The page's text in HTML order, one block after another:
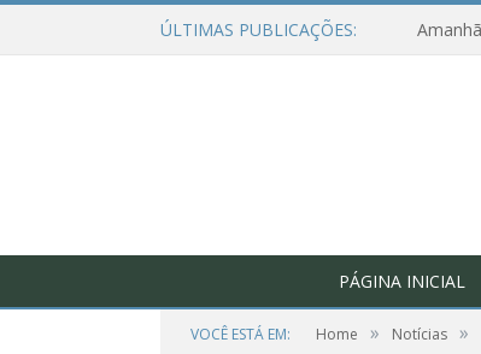
ÚLTIMAS PUBLICAÇÕES:
PÁGINA INICIAL
VOCÊ ESTÁ EM: Home » Notícias »